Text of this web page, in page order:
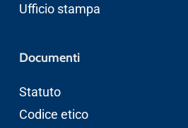
Ufficio stampa
Documenti
Statuto
Codice etico